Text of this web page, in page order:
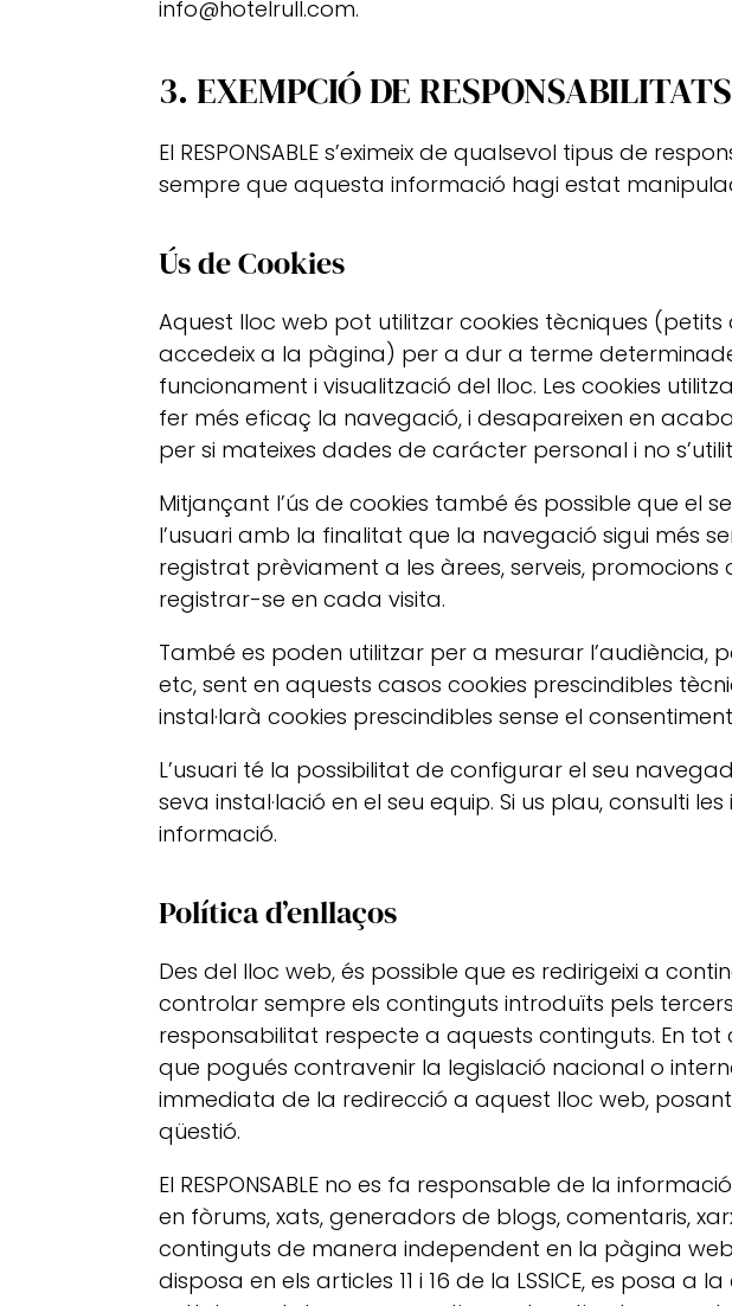
info@hotelrull.com.
3. EXEMPCIÓ DE RESPONSABILITATS
El RESPONSABLE s’eximeix de qualsevol tipus de
sempre que aquesta informació hagi estat
Ús de Cookies
Aquest lloc web pot utilitzar cookies tècniques
accedeix a la pàgina) per a dur a terme
funcionament i visualització del lloc. Les cookies
fer més eficaç la navegació, i desapareixen en
per si mateixes dades de carácter personal i no
Mitjançant l’ús de cookies també és possible que
l’usuari amb la finalitat que la navegació sigui més
registrat prèviament a les àrees, serveis,
registrar-se en cada visita.
També es poden utilitzar per a mesurar
etc, sent en aquests casos cookies prescindibles
instal·larà cookies prescindibles sense el
L’usuari té la possibilitat de configurar el seu
seva instal·lació en el seu equip. Si us plau, consulti
informació.
Política d’enllaços
Des del lloc web, és possible que es redirigeixi a
controlar sempre els continguts introduïts pels
responsabilitat respecte a aquests continguts. En
que pogués contravenir la legislació nacional o
immediata de la redirecció a aquest lloc web,
qüestió.
El RESPONSABLE no es fa responsable de la
en fòrums, xats, generadors de blogs, comentaris,
continguts de manera independent en la pàgina web
disposa en els articles 11 i 16 de la LSSICE, es posa